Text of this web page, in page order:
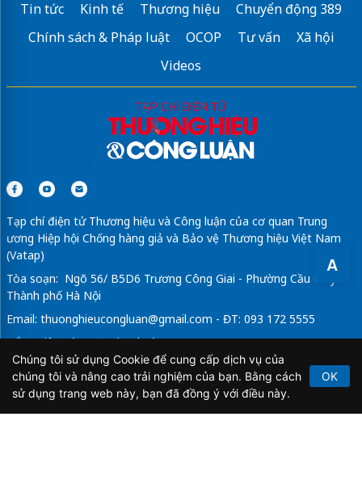
A
Tin tức Kinh tế Thương hiệu
Chuyển động 389
Chính sách & Pháp luật
OCOP Tư vấn
Xã hội
Videos
Tạp chí điện tử Thương hiệu và Công luận của cơ quan Trung
ương Hiệp hội Chống hàng giả và Bảo vệ Thương hiệu Việt Nam
(Vatap)
Tòa soạn: Ngõ 56/ B5D6 Trương Công Giai - Phường Cầu Giấy -
Thành phố Hà Nội
Email: thuonghieucongluan@gmail.com - ĐT: 093 172 5555
Tổng Biên Tập: Vũ Đức Thuận
Giấy phép hoạt động báo chí điện tử số 64/GP-BTTTT do Bộ
Thông tin và Truyền thông cấp ngày 21/2/2020.
Chúng tôi sử dụng Cookie để cung cấp dịch vụ của
chúng tôi và nâng cao trải nghiệm của bạn. Bằng cách
sử dụng trang web này, bạn đã đồng ý với điều này.
OK